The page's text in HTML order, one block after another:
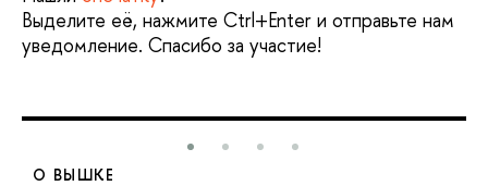
Выделите её, нажмите Ctrl+Enter и отправьте нам
уведомление. Спасибо за участие!
О ВЫШКЕ